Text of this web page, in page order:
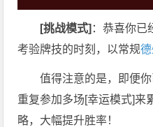
[挑战模式] ：恭喜你已
考验牌技的时刻，以常规
值得注意的是，即便
重复参加多场[幸运模式]来
略，大幅提升胜率！